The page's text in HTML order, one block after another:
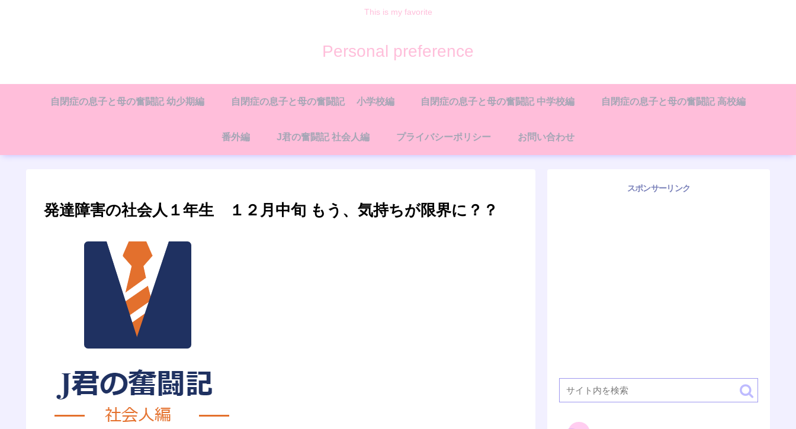
This is my favorite
Personal preference
自閉症の息子と母の奮闘記 幼少期編 自閉症の息子と母の奮闘記 小学校編 自閉症の息子と母の奮闘記 中学校編 自閉症の息子と母の奮闘記 高校編
番外編 J君の奮闘記 社会人編 プライバシーポリシー お問い合わせ
発達障害の社会人１年生 １２月中旬 もう、気持ちが限界に？？
スポンサーリンク